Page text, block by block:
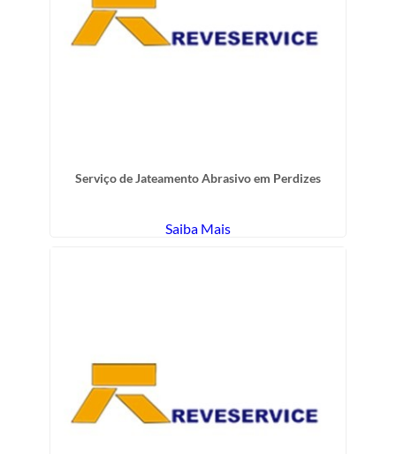
Serviço de Jateamento Abrasivo em Perdizes
Saiba Mais